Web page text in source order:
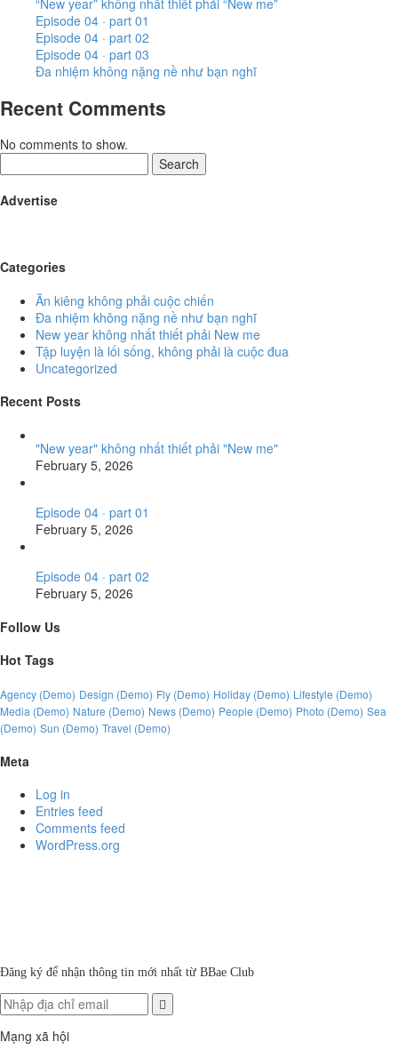
Episode 04 · part 01
Episode 04 · part 02
Episode 04 · part 03
Đa nhiệm không nặng nề như bạn nghĩ
Recent Comments
No comments to show.
Search
Advertise
Categories
Ăn kiêng không phải cuộc chiến
Đa nhiệm không nặng nề như bạn nghĩ
New year không nhất thiết phải New me
Tập luyện là lối sống, không phải là cuộc đua
Uncategorized
Recent Posts
"New year" không nhất thiết phải "New me"
February 5, 2026
Episode 04 · part 01
February 5, 2026
Episode 04 · part 02
February 5, 2026
Follow Us
Hot Tags
Agency (Demo) Design (Demo) Fly (Demo) Holiday (Demo) Lifestyle (Demo)
Media (Demo) Nature (Demo) News (Demo) People (Demo) Photo (Demo) Sea
(Demo) Sun (Demo) Travel (Demo)
Meta
Log in
Entries feed
Comments feed
WordPress.org
Đăng ký để nhận thông tin mới nhất từ BBae Club
Mạng xã hội